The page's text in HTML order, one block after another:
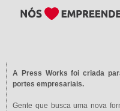
A Press Works foi criada
portes empresariais.
Gente que busca uma nova